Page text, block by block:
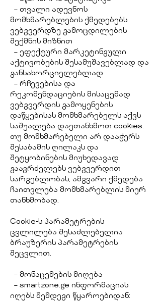
– თვალი ადევნოს
მომხმარებლების ქმედებებს
ვებგვერდზე გამოცდილების
შექმნის მიზნით
– ეფექტური მარკეტინგული
აქტივობების შესამუშავებლად და
განსახორციელებლად
– რჩევებისა და
რეკომენდაციების მისაცემად
ვებგვერდის გამოყენების
დაწყებისას მომხმარებელს აქვს
საშუალება დაეთანხმოთ cookies.
თუ მომხმარებელი არ დააჭერს
შესაბამის ღილაკს და
შეტყობინების მიუხედავად
გააგრძელებს ვებგვერდით
სარგებლობას, ამგვარი ქმედება
ჩაითვლება მომხმარებლის მიერ
თანხმობად.
Cookie-ს პარამეტრების
ცვლილება შესაძლებელია
ბრაუზერის პარამეტრების
შეცვლით.
– მონაცემების მიღება
– smartzone.ge ინფორმაციას
იღებს შემდეგი წყაროებიდან: